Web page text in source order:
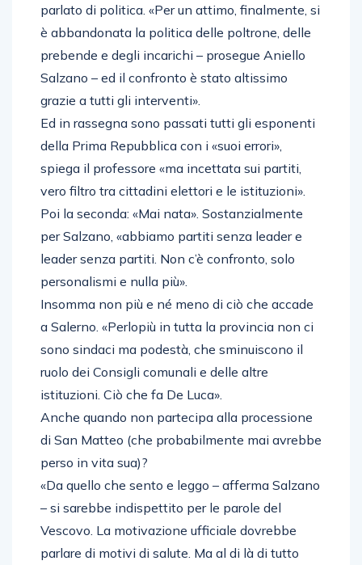
parlato di politica. «Per un attimo, finalmente, si
è abbandonata la politica delle poltrone, delle
prebende e degli incarichi – prosegue Aniello
Salzano – ed il confronto è stato altissimo
grazie a tutti gli interventi».
Ed in rassegna sono passati tutti gli esponenti
della Prima Repubblica con i «suoi errori»,
spiega il professore «ma incettata sui partiti,
vero filtro tra cittadini elettori e le istituzioni».
Poi la seconda: «Mai nata». Sostanzialmente
per Salzano, «abbiamo partiti senza leader e
leader senza partiti. Non c’è confronto, solo
personalismi e nulla più».
Insomma non più e né meno di ciò che accade
a Salerno. «Perlopiù in tutta la provincia non ci
sono sindaci ma podestà, che sminuiscono il
ruolo dei Consigli comunali e delle altre
istituzioni. Ciò che fa De Luca».
Anche quando non partecipa alla processione
di San Matteo (che probabilmente mai avrebbe
perso in vita sua)?
«Da quello che sento e leggo – afferma Salzano
– si sarebbe indispettito per le parole del
Vescovo. La motivazione ufficiale dovrebbe
parlare di motivi di salute. Ma al di là di tutto